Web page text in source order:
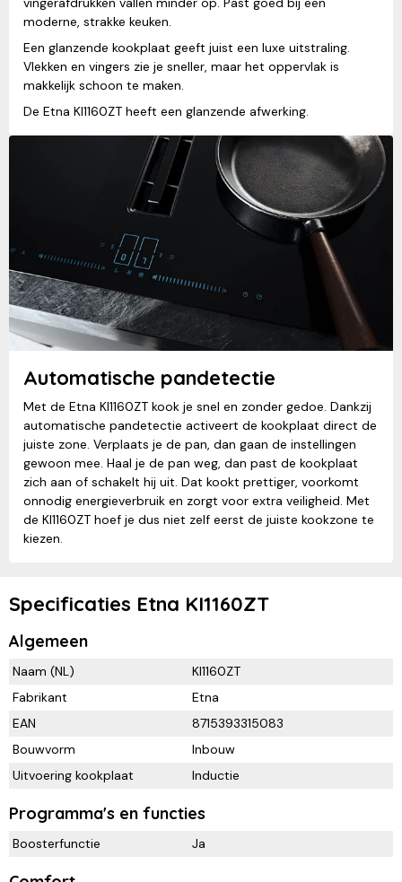
moderne, strakke keuken.
Een glanzende kookplaat geeft juist een luxe uitstraling.
Vlekken en vingers zie je sneller, maar het oppervlak is
makkelijk schoon te maken.
De Etna KI1160ZT heeft een glanzende afwerking.
Automatische pandetectie
Met de Etna KI1160ZT kook je snel en zonder gedoe. Dankzij
automatische pandetectie activeert de kookplaat direct de
juiste zone. Verplaats je de pan, dan gaan de instellingen
gewoon mee. Haal je de pan weg, dan past de kookplaat
zich aan of schakelt hij uit. Dat kookt prettiger, voorkomt
onnodig energieverbruik en zorgt voor extra veiligheid. Met
de KI1160ZT hoef je dus niet zelf eerst de juiste kookzone te
kiezen.
Specificaties Etna KI1160ZT
Algemeen
Naam (NL)
KI1160ZT
Fabrikant
Etna
EAN
8715393315083
Bouwvorm
Inbouw
Uitvoering kookplaat
Inductie
Programma's en functies
Boosterfunctie Ja